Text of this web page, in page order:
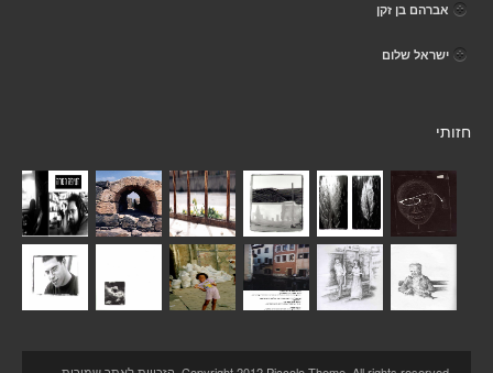
אברהם בן זקן
ישראל שלום
חזותי